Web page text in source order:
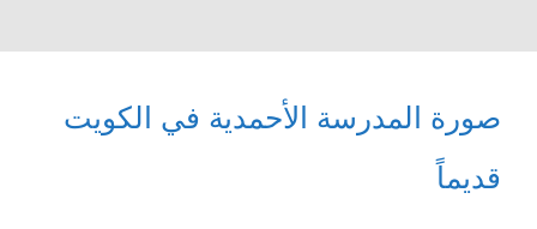
صورة المدرسة الأحمدية في الكويت
قديماً